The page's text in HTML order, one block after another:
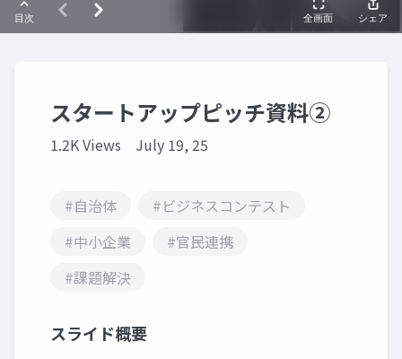
スタートアップピッチ資料②
1.2K Views July 19, 25
#自治体
#ビジネスコンテスト
#中小企業
#官民連携
#課題解決
スライド概要